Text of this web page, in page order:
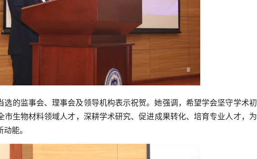
选的监事会、理事会及领导机构表示祝贺。她强调，希望学会坚守学术初
市生物材料领域人才，深耕学术研究、促进成果转化、培育专业人才，为
能。